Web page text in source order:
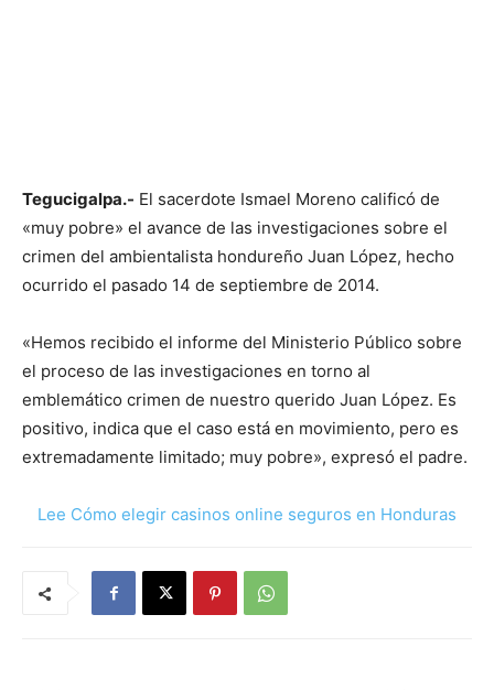
Tegucigalpa.- El sacerdote Ismael Moreno calificó de
«muy pobre» el avance de las investigaciones sobre el
crimen del ambientalista hondureño Juan López, hecho
ocurrido el pasado 14 de septiembre de 2014.
«Hemos recibido el informe del Ministerio Público sobre
el proceso de las investigaciones en torno al
emblemático crimen de nuestro querido Juan López. Es
positivo, indica que el caso está en movimiento, pero es
extremadamente limitado; muy pobre», expresó el padre.
Lee Cómo elegir casinos online seguros en Honduras